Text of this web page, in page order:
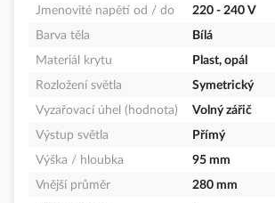
Jmenovité napětí od / do
220 - 240 V
Barva těla
Bílá
Materiál krytu
Plast, opál
Rozložení světla
Symetrický
Vyzařovací úhel (hodnota)
Volný zářič
Výstup světla
Přímý
Výška / hloubka
95 mm
Vnější průměr
280 mm